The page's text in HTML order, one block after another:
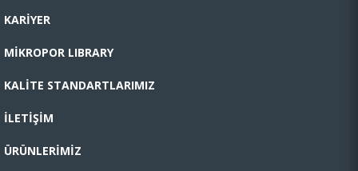
KARİYER
MİKROPOR LIBRARY
KALİTE STANDARTLARIMIZ
İLETİŞİM
ÜRÜNLERİMİZ